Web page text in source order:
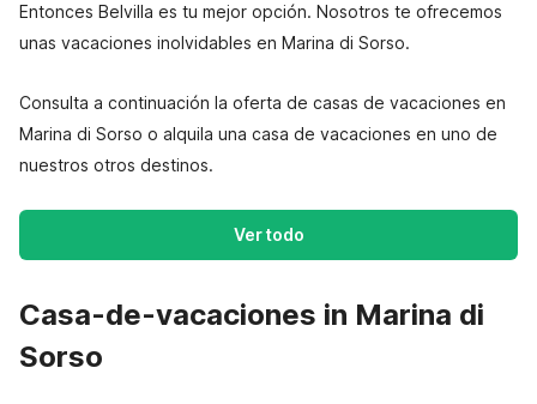
Entonces Belvilla es tu mejor opción. Nosotros te ofrecemos
unas vacaciones inolvidables en Marina di Sorso.
Consulta a continuación la oferta de casas de vacaciones en
Marina di Sorso o alquila una casa de vacaciones en uno de
nuestros otros destinos.
Ver todo
Casa-de-vacaciones in Marina di
Sorso